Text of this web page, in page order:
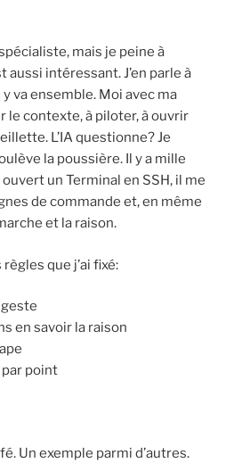
mais je peine à
aussi intéressant. J’en parle à
va ensemble. Moi avec ma
le contexte, à piloter, à ouvrir
L’IA questionne? Je
la poussière. Il y a mille
ouvert un Terminal en SSH, il me
de commande et, en même
et la raison.
que j’ai fixé:
en savoir la raison
point
Un exemple parmi d’autres.